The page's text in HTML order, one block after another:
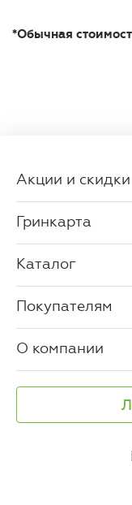
*Обычная
Акции и скидки
Гринкарта
Каталог
Покупателям
О компании